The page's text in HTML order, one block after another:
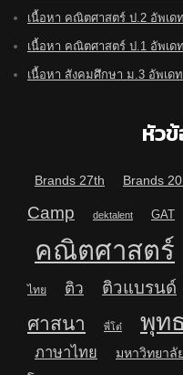
เนื้อหา คณิตศาสตร์ ป.2 อัพเด
เนื้อหา คณิตศาสตร์ ป.1 อัพเด
เนื้อหา สังคมศึกษา ม.3 อัพเด
หัว
Brands 27th Brands
Camp
dektalent GAT
คณิตศาสตร์
ไทย ติว ติวแบรนด์
ศาสนา
พี่โต๋ พุท
ภาษาไทย มหาวิทยาลัย